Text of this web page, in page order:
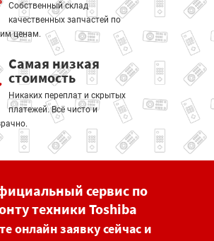
Собственный склад
качественных запчастей по
ценам.
Самая низкая
стоимость
Никаких переплат и скрытых
платежей. Всё чисто и
сервис по
техники Toshiba
онлайн заявку сейчас и